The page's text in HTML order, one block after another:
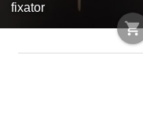
fixator
shopping_cart